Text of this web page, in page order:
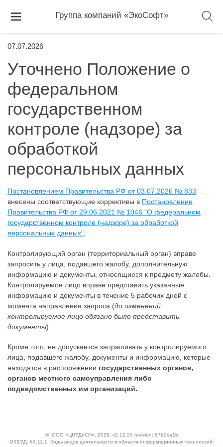
Группа компаний «ЭкоСофт»
07.07.2026
Уточнено Положение о
федеральном
государственном
контроле (надзоре) за
обработкой
персональных данных
Постановлением Правительства РФ от 03.07.2026 № 833
внесены соответствующие коррективы в Постановление
Правительства РФ от 29.06.2021 № 1046 "О федеральном
государственном контроле (надзоре) за обработкой
персональных данных"
Контролирующий орган (территориальный орган) вправе
запросить у лица, подавшего жалобу, дополнительную
информацию и документы, относящиеся к предмету жалобы.
Контролируемое лицо вправе представить указанные
информацию и документы в течение 5 рабочих дней с
момента направления запроса (до изменений
контролируемое лицо обязано было представить
документы).
Кроме того, не допускается запрашивать у контролируемого
лица, подавшего жалобу, документы и информацию, которые
находятся в распоряжении государственных органов,
органов местного самоуправления либо
подведомственных им организаций.
© ООО «ЦНТДиСН» , 2026, v2.12.20 revision: 67b0ca1b
ОКВЭД: 63.11.1, Коды видов деятельности в области информационных технологий: